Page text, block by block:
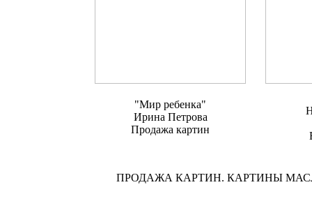
"Мир ребенка"
Ирина Петрова
Продажа картин
ПРОДАЖА КАРТИН. КАРТИНЫ